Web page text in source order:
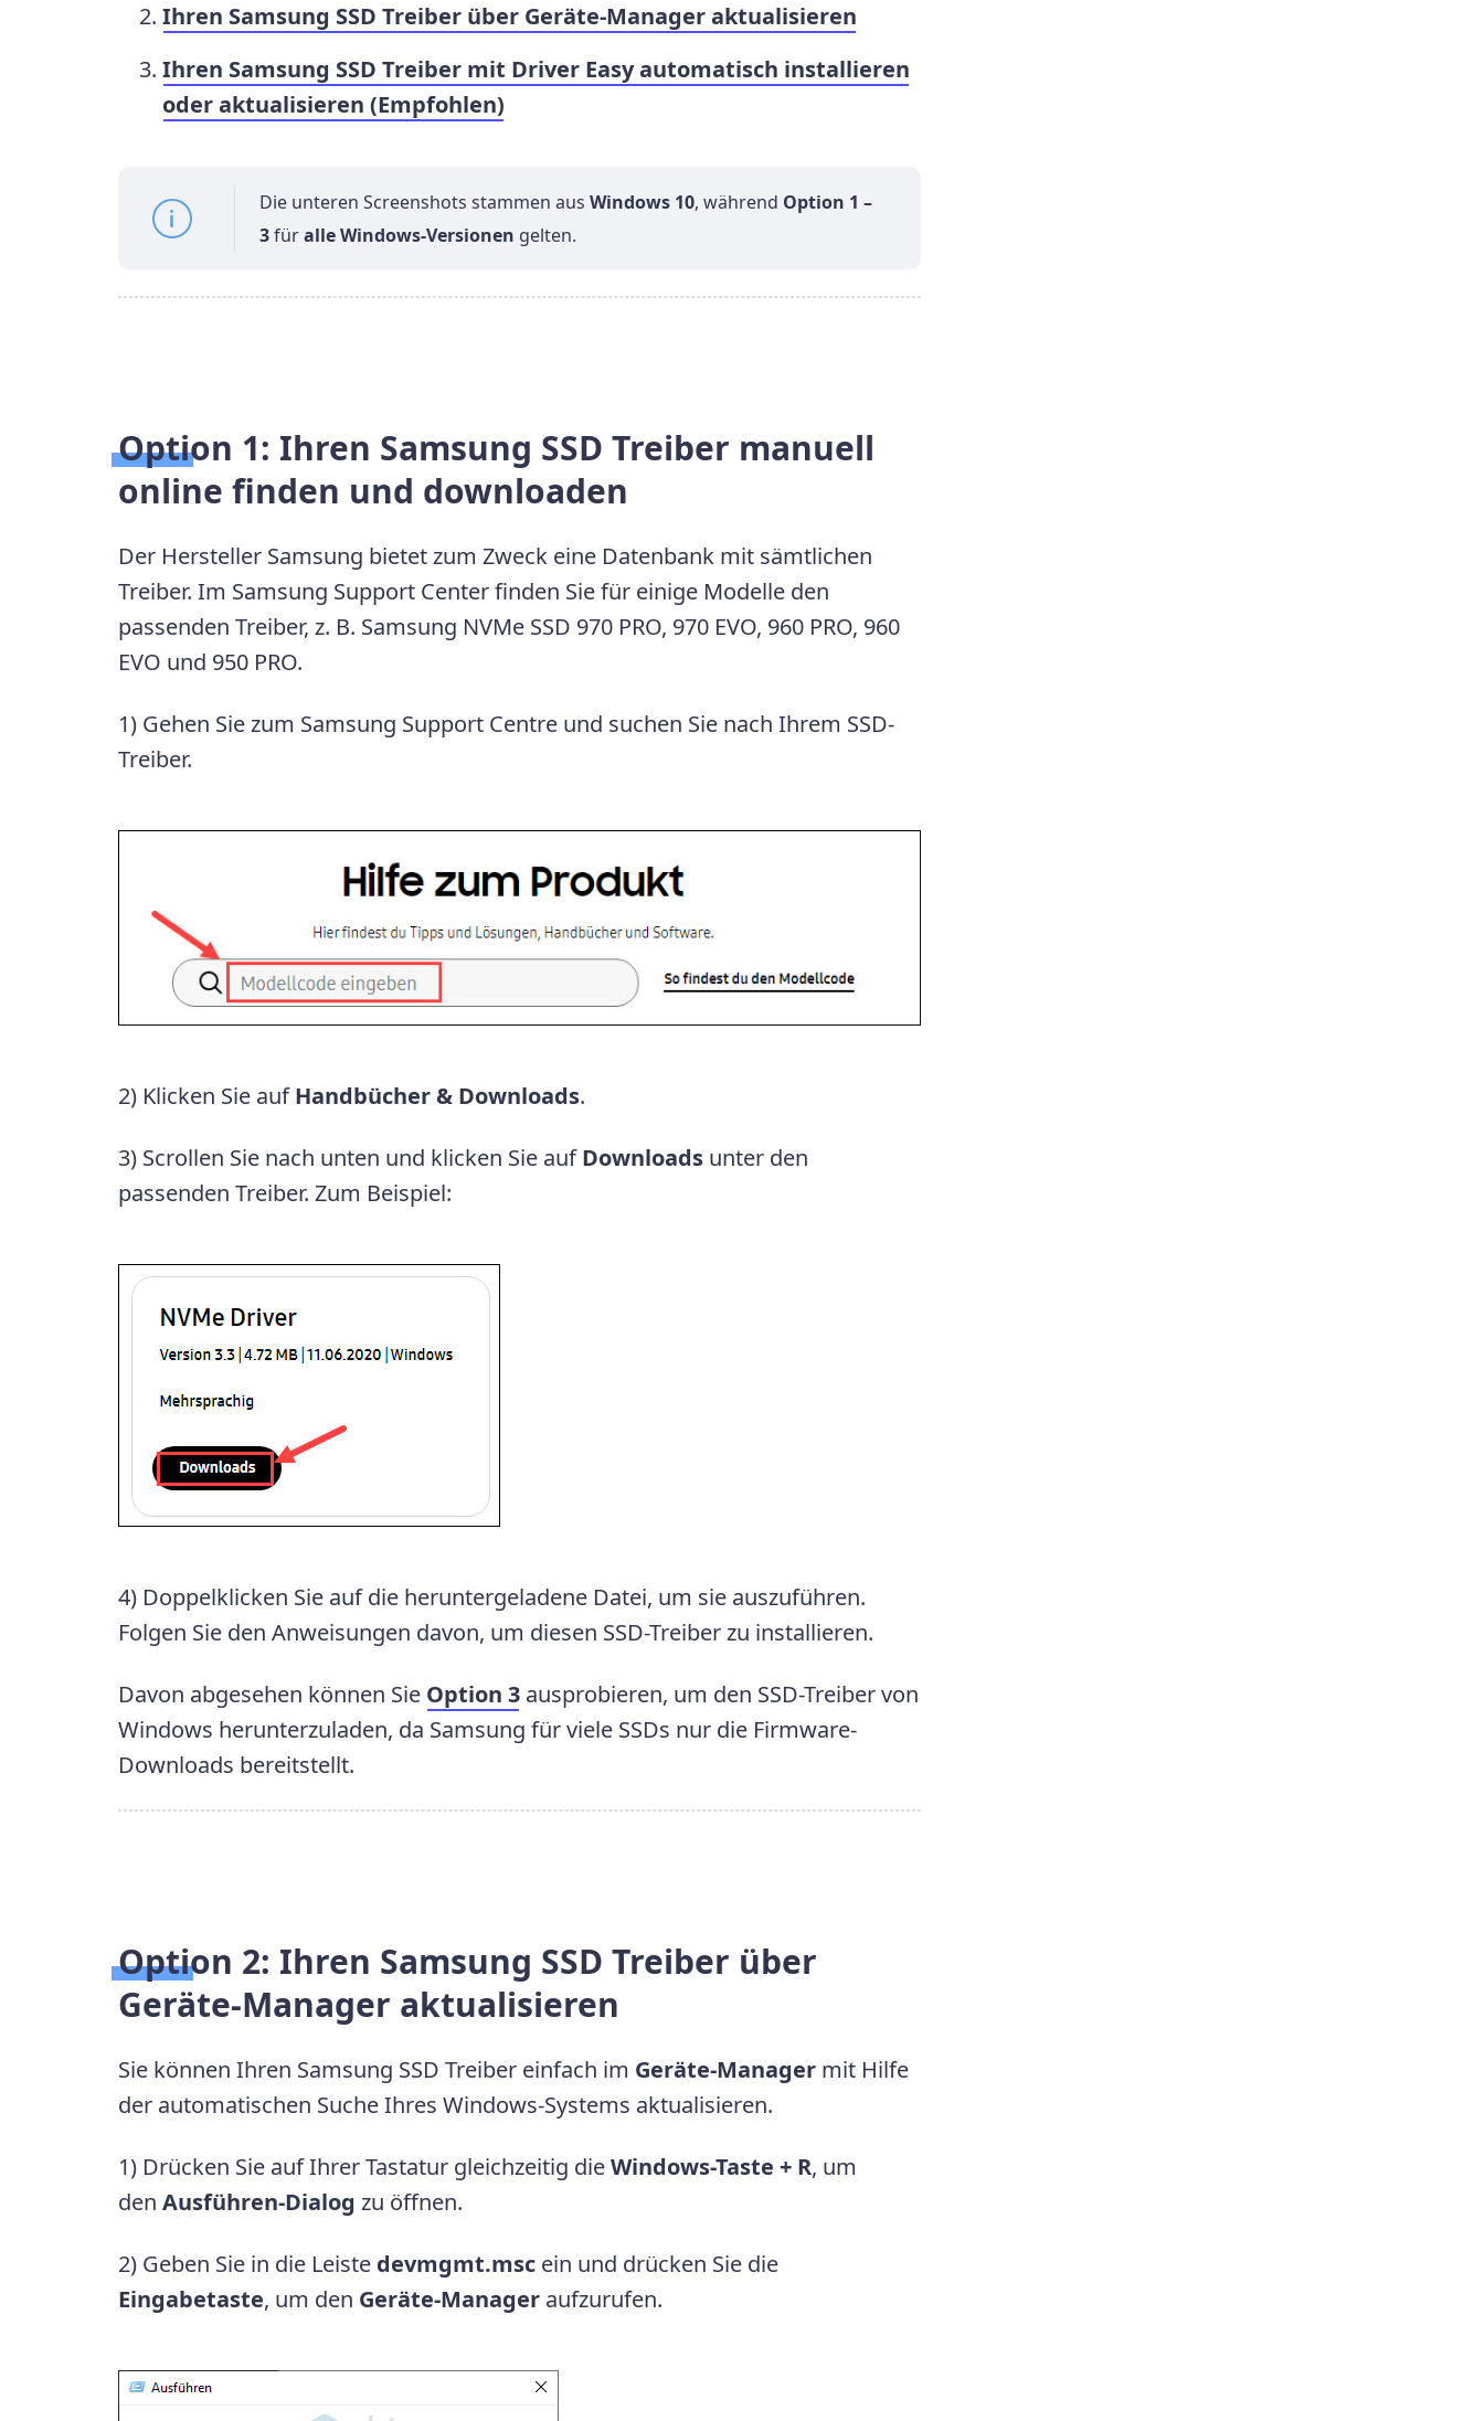
Ihren Samsung SSD Treiber über Geräte-Manager aktualisieren
Ihren Samsung SSD Treiber mit Driver Easy automatisch installieren
oder aktualisieren (Empfohlen)
Die unteren Screenshots stammen ausWindows 10, während Option 1 –
3füralle Windows-Versionen gelten.
Option 1: Ihren Samsung SSD Treiber manuell
online finden und downloaden
Der Hersteller Samsung bietet zum Zweck eine Datenbank mit sämtlichen
Treiber. Im Samsung Support Center finden Sie für einige Modelle den
passenden Treiber, z. B. Samsung NVMe SSD 970 PRO, 970 EVO, 960 PRO, 960
EVO und 950 PRO.
1) Gehen Sie zum Samsung Support Centre und suchen Sie nach Ihrem SSD-
Treiber.
2) Klicken Sie aufHandbücher & Downloads.
3) Scrollen Sie nach unten und klicken Sie aufDownloadsunter den
passenden Treiber. Zum Beispiel:
4) Doppelklicken Sie auf die heruntergeladene Datei, um sie auszuführen.
Folgen Sie den Anweisungen davon, um diesen SSD-Treiber zu installieren.
Davon abgesehen können Sie Option 3ausprobieren, um den SSD-Treiber von
Windows herunterzuladen, da Samsung für viele SSDs nur die Firmware-
Downloads bereitstellt.
Option 2: Ihren Samsung SSD Treiber über
Geräte-Manager aktualisieren
Sie können Ihren Samsung SSD Treiber einfach im Geräte-Managermit Hilfe
der automatischen Suche Ihres Windows-Systems aktualisieren.
1) Drücken Sie auf Ihrer Tastatur gleichzeitig dieWindows-Taste + R, um
den Ausführen-Dialog zu öffnen.
2) Geben Sie in die Leiste devmgmt.mscein und drücken Sie die
Eingabetaste, um den Geräte-Manageraufzurufen.